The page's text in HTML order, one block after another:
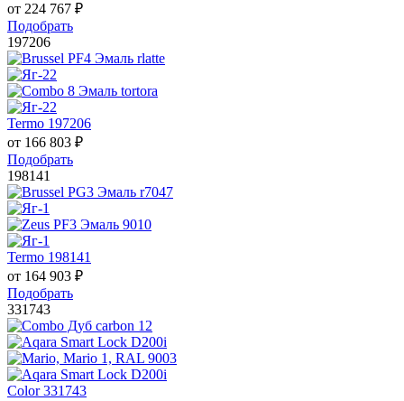
от 224 767 ₽
Подобрать
197206
Termo 197206
от 166 803 ₽
Подобрать
198141
Termo 198141
от 164 903 ₽
Подобрать
331743
Color 331743